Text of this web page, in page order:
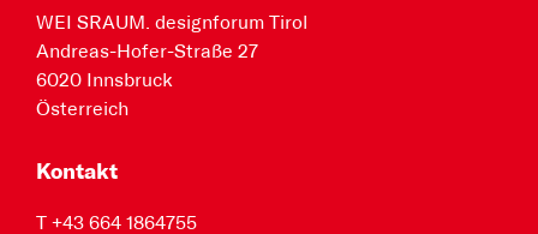
WEI SRAUM. designforum Tirol
Andreas-Hofer-Straße 27
6020 Innsbruck
Österreich
Kontakt
T +43 664 1864755